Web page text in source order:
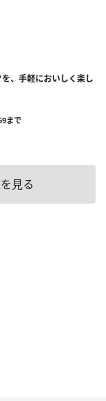
、手軽においしく楽し
まで
見る